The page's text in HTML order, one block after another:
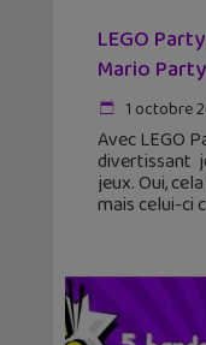
LEGO
Mario Party
1 octobre
Avec LEGO
divertissant
jeux. Oui,
mais celui-ci